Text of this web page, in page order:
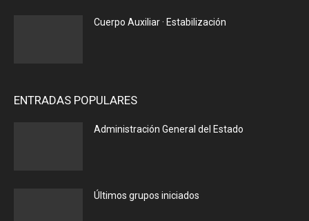
Cuerpo Auxiliar · Estabilización
ENTRADAS POPULARES
Administración General del Estado
Últimos grupos iniciados